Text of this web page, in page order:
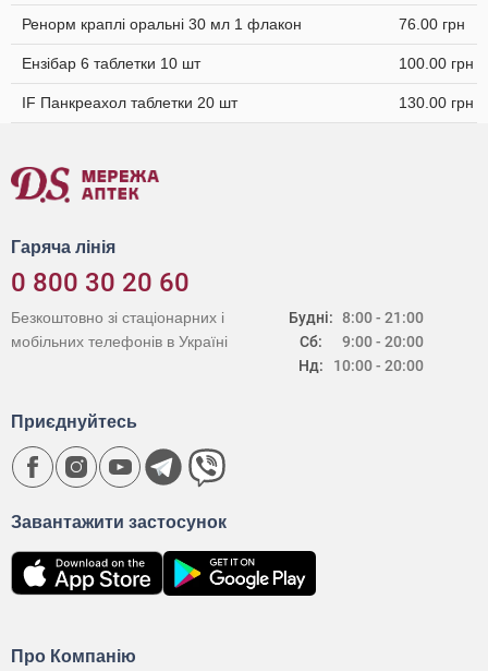
Ренорм краплі оральні 30 мл 1 флакон 76.00 грн
Ензібар 6 таблетки 10 шт 100.00 грн
IF Панкреахол таблетки 20 шт 130.00 грн
Гаряча лінія
0 800 30 20 60
Будні:
Сб:
Нд:
8:00 - 21:00
9:00 - 20:00
10:00 - 20:00
Безкоштовно зі стаціонарних і
мобільних телефонів в Україні
Про Компанію
Завантажити застосунок
Приєднуйтесь